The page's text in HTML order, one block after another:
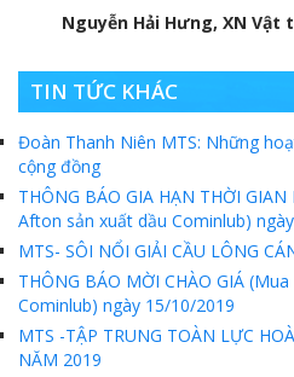
Nguyễn Hải Hưng, XN Vật
TIN TỨC KHÁC
Đoàn Thanh Niên MTS: Những
cộng đồng
THÔNG BÁO GIA HẠN THỜI
Afton sản xuất dầu Cominlub)
MTS- SÔI NỔI GIẢI CẦU LÔNG
THÔNG BÁO MỜI CHÀO GIÁ
Cominlub) ngày 15/10/2019
MTS -TẬP TRUNG TOÀN LỰC
NĂM 2019